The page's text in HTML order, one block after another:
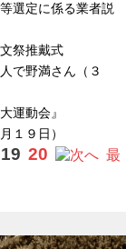
選定に係る業者説
祭推戴式
で野満さん（３
運動会』
１９日）
19 20 へ 最